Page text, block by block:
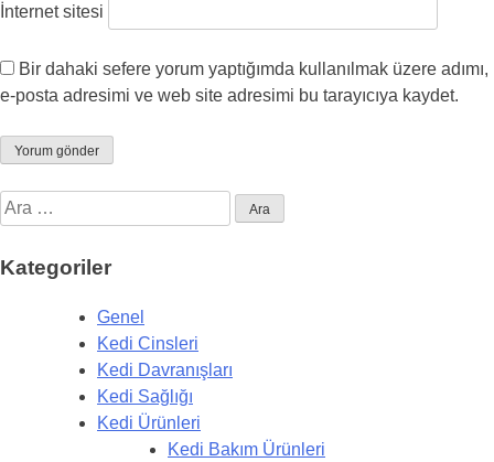
İnternet sitesi
Bir dahaki sefere yorum yaptığımda kullanılmak üzere adımı,
e-posta adresimi ve web site adresimi bu tarayıcıya kaydet.
Arama:
Kategoriler
Genel
Kedi Cinsleri
Kedi Davranışları
Kedi Sağlığı
Kedi Ürünleri
Kedi Bakım Ürünleri